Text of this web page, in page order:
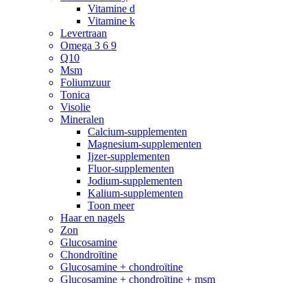
Vitamine d
Vitamine k
Levertraan
Omega 3 6 9
Q10
Msm
Foliumzuur
Tonica
Visolie
Mineralen
Calcium-supplementen
Magnesium-supplementen
Ijzer-supplementen
Fluor-supplementen
Jodium-supplementen
Kalium-supplementen
Toon meer
Haar en nagels
Zon
Glucosamine
Chondroïtine
Glucosamine + chondroïtine
Glucosamine + chondroïtine + msm